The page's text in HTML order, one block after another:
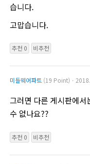
습니다.
고맙습니다.
추천 0 비추천
미들웨어파트 (19 Point)ㆍ
그러면 다른 게시판에
수 없나요??
추천 0 비추천